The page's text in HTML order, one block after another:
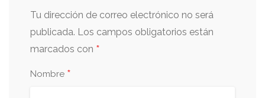
Tu dirección de correo electrónico no será
publicada. Los campos obligatorios están
marcados con *
Nombre *